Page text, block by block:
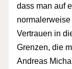
dass man auf
Vertrauen in
Grenzen, die
Andreas